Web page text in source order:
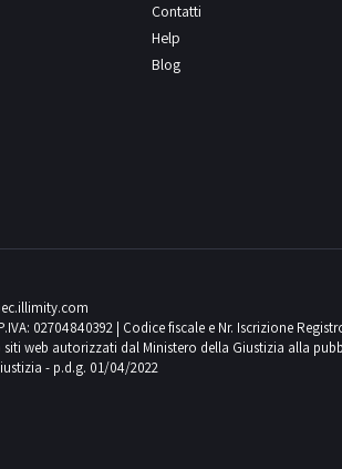
Contatti
Help
Blog
02704840392 | Codice fiscale e Nr. Iscrizione
siti web autorizzati dal Ministero della Giustizia alla
- p.d.g. 01/04/2022